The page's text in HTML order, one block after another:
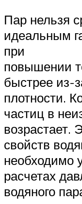
Пар нельзя
идеальным
при
повышении
быстрее из-
плотности.
частиц в
возрастает.
свойств
необходимо
расчетах
водяного